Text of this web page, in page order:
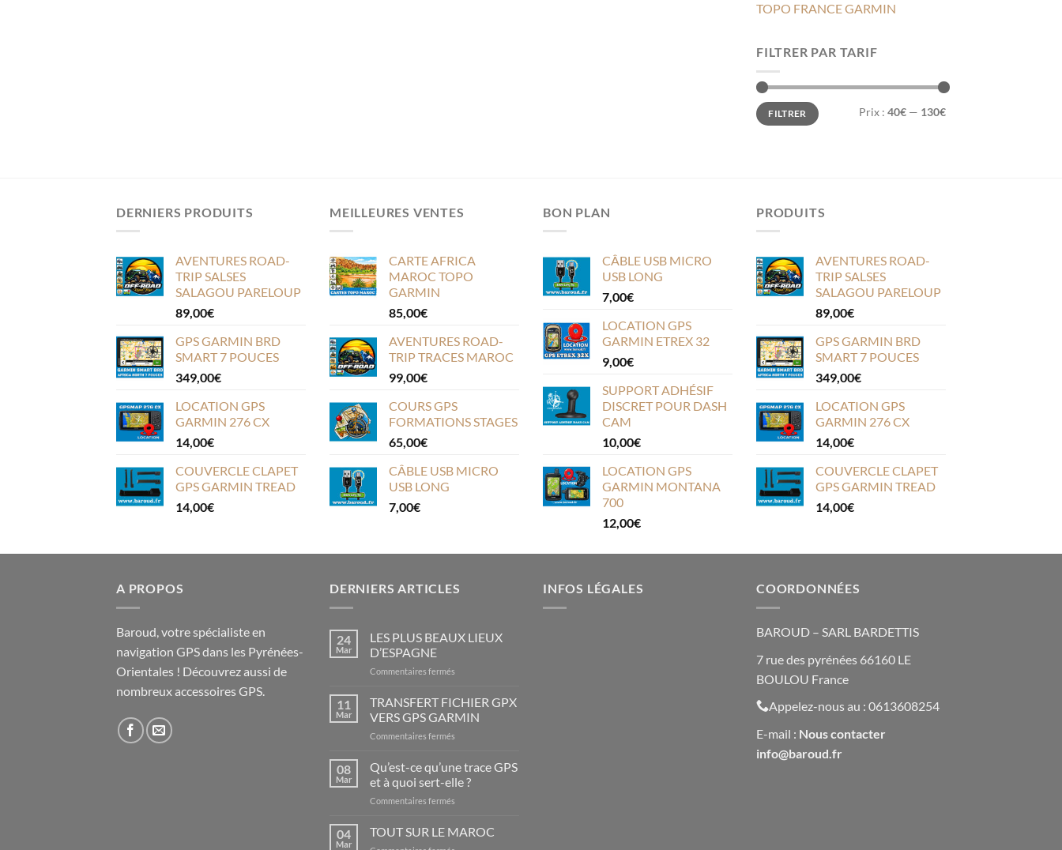
TOPO FRANCE GARMIN
FILTRER PAR TARIF
Prix
min
Prix
maxFILTRER Prix : 40€ — 130€
DERNIERS PRODUITS
AVENTURES ROAD-
TRIP SALSES
SALAGOU PARELOUP
89,00€
GPS GARMIN BRD
SMART 7 POUCES
349,00€
LOCATION GPS
GARMIN 276 CX
14,00€
COUVERCLE CLAPET
GPS GARMIN TREAD
14,00€
MEILLEURES VENTES
CARTE AFRICA
MAROC TOPO
GARMIN
85,00€
AVENTURES ROAD-
TRIP TRACES MAROC
99,00€
COURS GPS
FORMATIONS STAGES
65,00€
CÂBLE USB MICRO
USB LONG
7,00€
BON PLAN
CÂBLE USB MICRO
USB LONG
7,00€
LOCATION GPS
GARMIN ETREX 32
9,00€
SUPPORT ADHÉSIF
DISCRET POUR DASH
CAM
10,00€
LOCATION GPS
GARMIN MONTANA
700
12,00€
PRODUITS
AVENTURES ROAD-
TRIP SALSES
SALAGOU PARELOUP
89,00€
GPS GARMIN BRD
SMART 7 POUCES
349,00€
LOCATION GPS
GARMIN 276 CX
14,00€
COUVERCLE CLAPET
GPS GARMIN TREAD
14,00€
A PROPOS
Baroud, votre spécialiste en
navigation GPS dans les Pyrénées-
Orientales ! Découvrez aussi de
nombreux accessoires GPS.
DERNIERS ARTICLES
24
Mar
LES PLUS BEAUX LIEUX
D’ESPAGNE
Commentaires fermés
PLUS
BEAUX
LIEUX
11
Mar
TRANSFERT FICHIER GPX
VERS GPS GARMIN
Commentaires fermés
FICHIER
GPX
VERS
08
Mar
Qu’est-ce qu’une trace GPS
et à quoi sert-elle ?
Commentaires fermés
ce
qu’une
04
Mar
TOUT SUR LE MAROC
INFOS LÉGALES COORDONNÉES
BAROUD – SARL BARDETTIS
7 rue des pyrénées 66160 LE
BOULOU France
Appelez-nous au : 0613608254
E-mail : Nous contacter
info@baroud.fr